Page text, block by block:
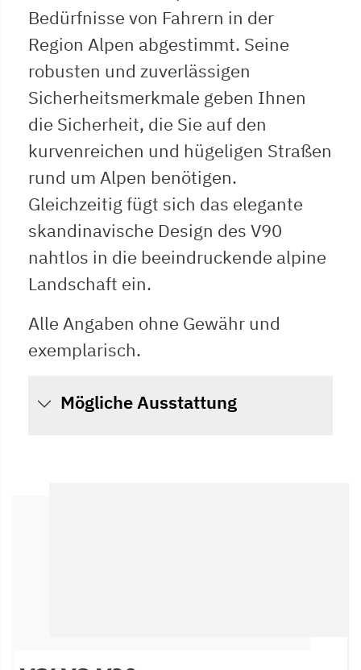
Bedürfnisse von Fahrern in der
Region Alpen abgestimmt. Seine
robusten und zuverlässigen
Sicherheitsmerkmale geben Ihnen
die Sicherheit, die Sie auf den
kurvenreichen und hügeligen Straßen
rund um Alpen benötigen.
Gleichzeitig fügt sich das elegante
skandinavische Design des V90
nahtlos in die beeindruckende alpine
Landschaft ein.
Alle Angaben ohne Gewähr und
exemplarisch.
Mögliche Ausstattung